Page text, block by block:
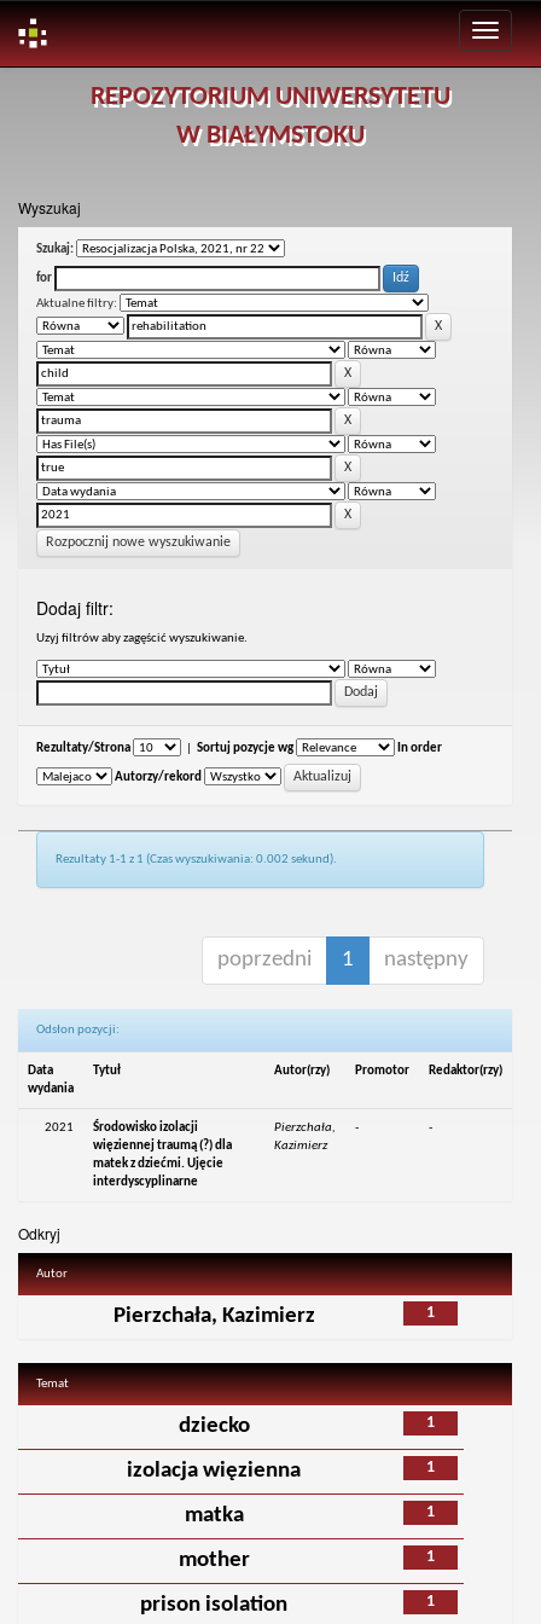
REPOZYTORIUM UNIWERSYTETU
W BIAŁYMSTOKU
Wyszukaj
Szukaj:
for
Aktualne filtry:
Rozpocznij nowe wyszukiwanie
Dodaj filtr:
Uzyj filtrów aby zagęścić wyszukiwanie.
Rezultaty/Strona Sortuj pozycje wg In order
Autorzy/rekord
Rezultaty 1-1 z 1 (Czas wyszukiwania: 0.002 sekund).
poprzedni 1 następny
Odsłon pozycji:
Data
wydania
Tytuł Autor(rzy) Promotor Redaktor(rzy)
2021
Środowisko izolacji
więziennej traumą (?) dla
matek z dziećmi. Ujęcie
interdyscyplinarne
Pierzchała,
Kazimierz
- -
Odkryj
Autor
1
Pierzchała, Kazimierz
Temat
1
dziecko
1
izolacja więzienna
1
matka
1
mother
1
prison isolation